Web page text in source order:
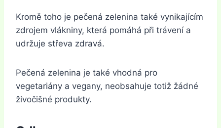
Kromě toho je pečená zelenina také vynikajícím
zdrojem vlákniny, která pomáhá při trávení a
udržuje střeva zdravá.
Pečená zelenina je také vhodná pro
vegetariány a vegany, neobsahuje totiž žádné
živočišné produkty.